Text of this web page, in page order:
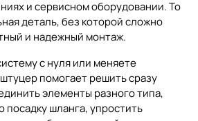
и сервисном оборудовании. То
деталь, без которой сложно
и надежный монтаж.
с нуля или меняете
помогает решить сразу
элементы разного типа,
шланга, упростить